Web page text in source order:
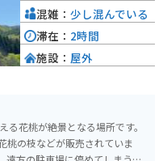
花桃が絶景となる場所です。
桃の枝などが販売されていま
混雑： 少し混んでいる
滞在： 2時間
施設： 屋外